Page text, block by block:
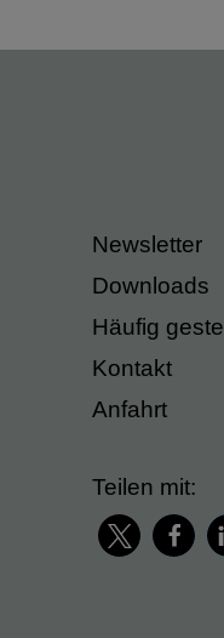
Newsletter
Downloads
Häufig
Kontakt
Anfahrt
Teilen mit: